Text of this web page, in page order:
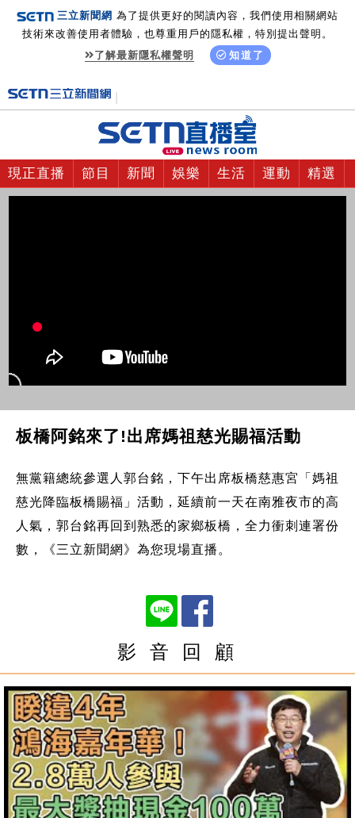
三立新聞網 為了提供更好的閱讀內容，我們使用相關網站
技術來改善使用者體驗，也尊重用戶的隱私權，特別提出聲明。
了解最新隱私權聲明
知道了
現正直播 節目 新聞 娛樂 生活 運動 精選
板橋阿銘來了!出席媽祖慈光賜福活動
無黨籍總統參選人郭台銘，下午出席板橋慈惠宮「媽祖
慈光降臨板橋賜福」活動，延續前一天在南雅夜市的高
人氣，郭台銘再回到熟悉的家鄉板橋，全力衝刺連署份
數，《三立新聞網》為您現場直播。
影 音 回 顧